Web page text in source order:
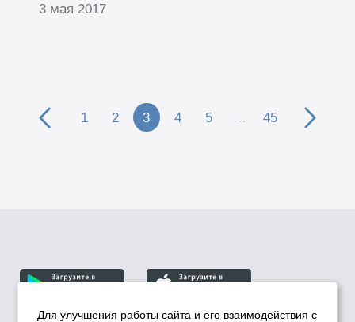
3 мая 2017
1 2 3 4 5 … 45
Для улучшения работы сайта и его взаимодействия с